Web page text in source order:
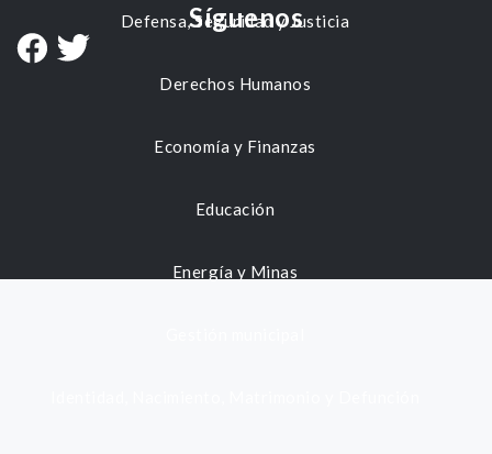
Defensa, Seguridad y Justicia
Derechos Humanos
Economía y Finanzas
Educación
Energía y Minas
Síguenos